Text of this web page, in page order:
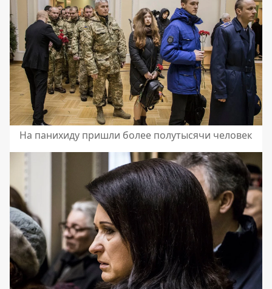
На панихиду пришли более полутысячи человек